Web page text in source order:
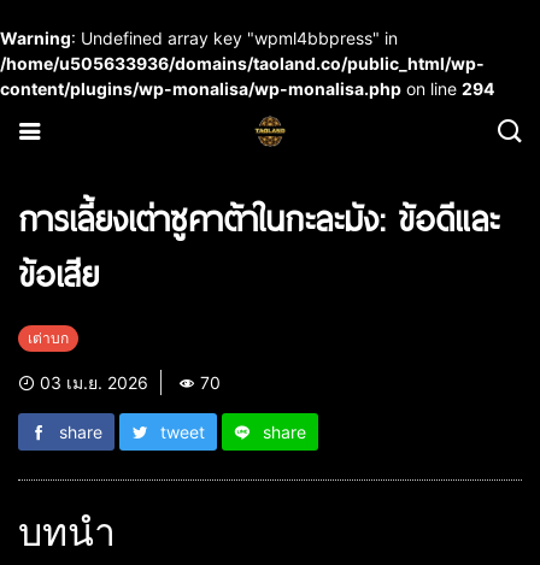
Warning: Undefined array key "wpml4bbpress" in
/home/u505633936/domains/taoland.co/public_html/wp-
content/plugins/wp-monalisa/wp-monalisa.php on line 294
การเลี้ยงเต่าซูคาต้าในกะละมัง: ข้อดีและ
ข้อเสีย
เต่าบก
03 เม.ย. 2026 70
share tweet share
บทนำ